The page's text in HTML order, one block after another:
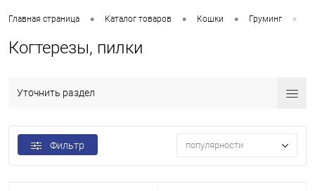
Главная страница • Каталог товаров • Кошки • Груминг •
Когтерезы, пилки
Уточнить раздел
Фильтр популярности